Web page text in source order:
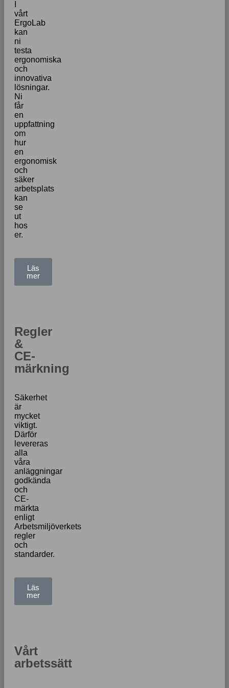
vårt
ErgoLab
kan
ni
testa
ergonomiska
och
innovativa
lösningar.
Ni
får
en
uppfattning
om
hur
en
ergonomisk
och
säker
arbetsplats
kan
se
ut
hos
er.
Läs
mer
Regler
&
CE-
märkning
Säkerhet
är
mycket
viktigt.
Därför
levereras
alla
våra
anläggningar
godkända
och
CE-
märkta
enligt
Arbetsmiljöverkets
regler
och
standarder.
Läs
mer
Vårt
arbetssätt